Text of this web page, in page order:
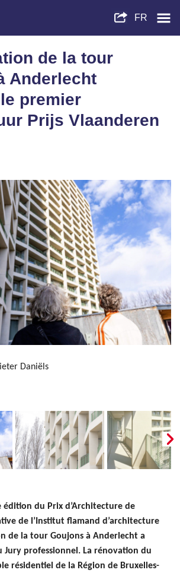
de la tour
Anderlecht
premier
Prijs Vlaanderen
Daniëls
édition du Prix d’Architecture de
de l’Institut flamand d’architecture
de la tour Goujons à Anderlecht a
Jury professionnel. La rénovation du
résidentiel de la Région de Bruxelles-